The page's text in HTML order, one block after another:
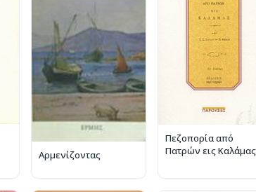
Αρμενίζοντας
Πεζοπορία από
Πατρών εις Καλάμας